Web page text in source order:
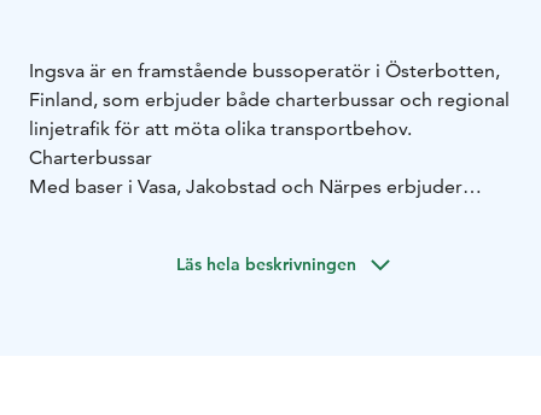
Ingsva är en framstående bussoperatör i Österbotten,
Finland, som erbjuder både charterbussar och regional
linjetrafik för att möta olika transportbehov.
Charterbussar
Med baser i Vasa, Jakobstad och Närpes erbjuder
designade för olika gruppstorlekar och garanterar en
Läs hela beskrivningen